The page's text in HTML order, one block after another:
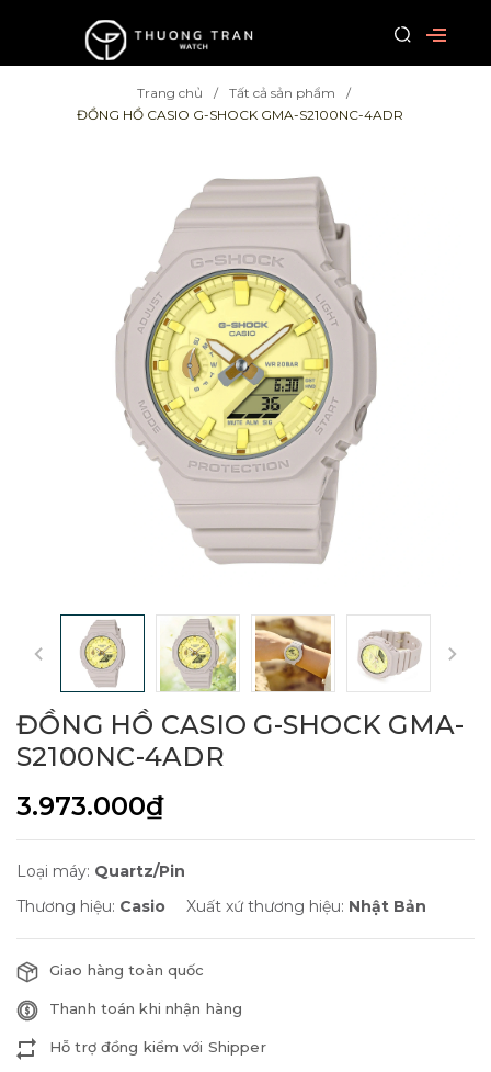
Trang chủ
Tất cả sản phẩm
ĐỒNG HỒ CASIO G-SHOCK GMA-S2100NC-4ADR
ĐỒNG HỒ CASIO G-SHOCK GMA-
S2100NC-4ADR
3.973.000₫
Loại máy: Quartz/Pin
Thương hiệu: Casio Xuất xứ thương hiệu: Nhật Bản
Giao hàng toàn quốc
Thanh toán khi nhận hàng
Hỗ trợ đồng kiểm với Shipper